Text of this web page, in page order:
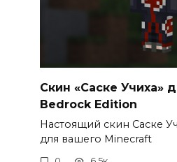
Скин «Саске Учиха»
Bedrock Edition
Настоящий скин Саске
для вашего Minecraft